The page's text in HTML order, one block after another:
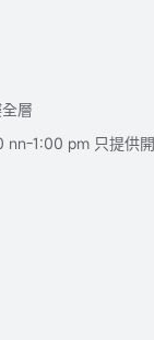
層
1:00 pm 只提供